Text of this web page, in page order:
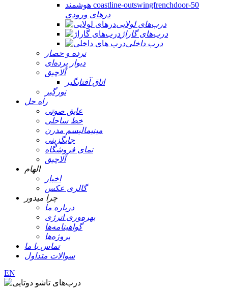
درهای ورودی
درب‌های لولایی
درب‌های گاراژ
درب داخلی
نرده و حصار
دیوار پرده‌ای
آلاچیق
اتاق آفتابگیر
نورگیر
راه حل
عایق صوتی
خط ساحلی
مینیمالیسم مدرن
جایگزینی
نمای فروشگاه
آلاچیق
الهام
اخبار
گالری عکس
چرا میدور
درباره ما
بهره‌وری انرژی
گواهینامه‌ها
پروژه‌ها
تماس با ما
سوالات متداول
EN